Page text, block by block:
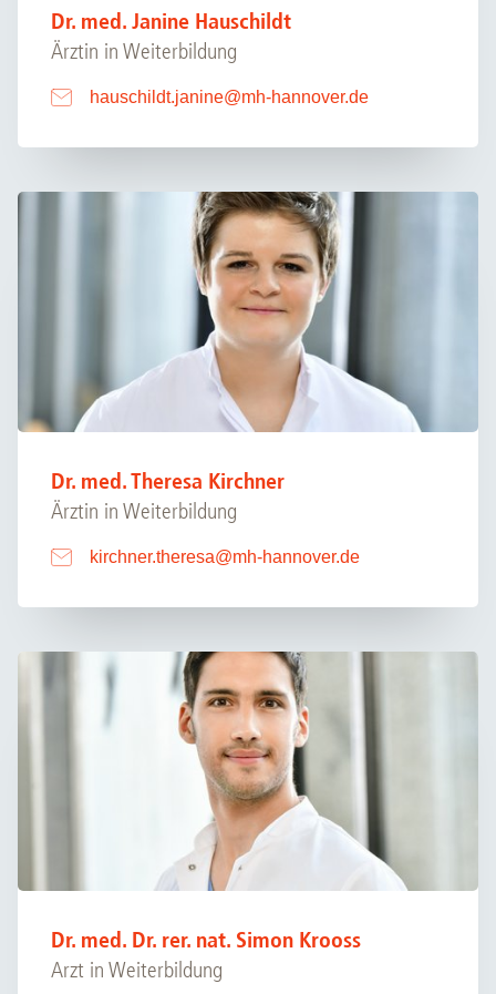
Dr. med. Janine Hauschildt
Ärztin in Weiterbildung
hauschildt.janine@mh-hannover.de
Dr. med. Theresa Kirchner
Ärztin in Weiterbildung
kirchner.theresa@mh-hannover.de
Dr. med. Dr. rer. nat. Simon Krooss
Arzt in Weiterbildung